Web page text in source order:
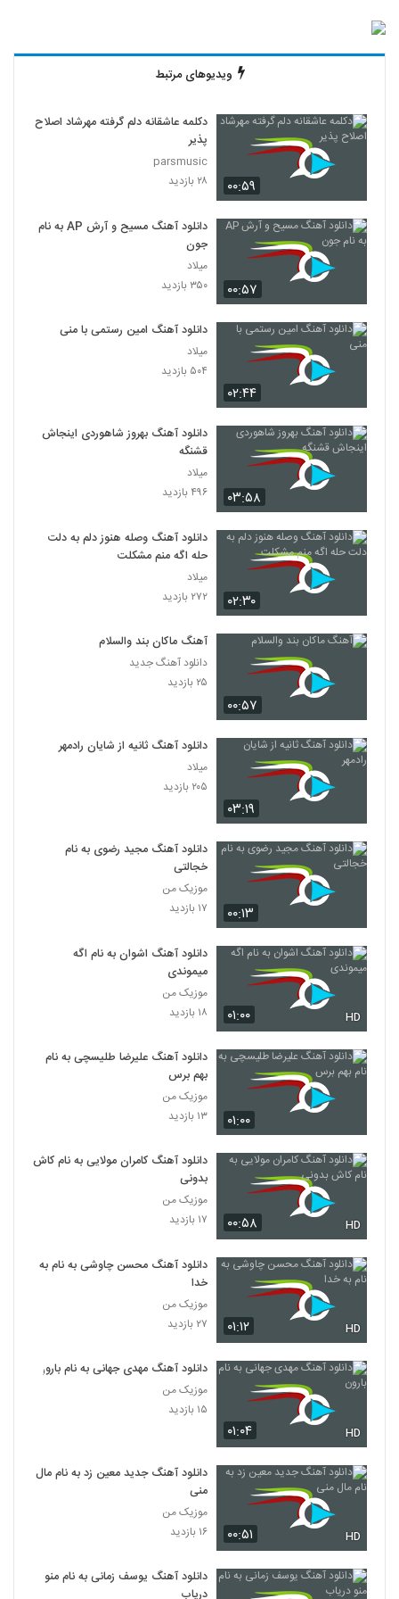
ویدیوهای مرتبط
۰۰:۵۹
دکلمه عاشقانه دلم گرفته مهرشاد اصلاح
پذیر
parsmusic
۲۸ بازدید
۰۰:۵۷
دانلود آهنگ مسیح و آرش AP به نام
جون
میلاد
۳۵۰ بازدید
۰۲:۴۴
دانلود آهنگ امین رستمی با منی
میلاد
۵۰۴ بازدید
۰۳:۵۸
دانلود آهنگ بهروز شاهوردی اینجاش
قشنگه
میلاد
۴۹۶ بازدید
۰۲:۳۰
دانلود آهنگ وصله هنوز دلم به دلت
حله اگه منم مشکلت
میلاد
۲۷۲ بازدید
۰۰:۵۷
آهنگ ماکان بند والسلام
دانلود آهنگ جدید
۲۵ بازدید
۰۳:۱۹
دانلود آهنگ ثانیه از شایان رادمهر
میلاد
۲۰۵ بازدید
۰۰:۱۳
دانلود آهنگ مجید رضوی به نام
خجالتی
موزیک من
۱۷ بازدید
۰۱:۰۰ HD
دانلود آهنگ اشوان به نام اگه
میموندی
موزیک من
۱۸ بازدید
۰۱:۰۰
دانلود آهنگ علیرضا طلیسچی به نام
بهم برس
موزیک من
۱۳ بازدید
۰۰:۵۸ HD
دانلود آهنگ کامران مولایی به نام کاش
بدونی
موزیک من
۱۷ بازدید
۰۱:۱۲ HD
دانلود آهنگ محسن چاوشی به نام به
خدا
موزیک من
۲۷ بازدید
۰۱:۰۴ HD
دانلود آهنگ مهدی جهانی به نام بارون
موزیک من
۱۵ بازدید
۰۰:۵۱ HD
دانلود آهنگ جدید معین زد به نام مال
منی
موزیک من
۱۶ بازدید
دانلود آهنگ یوسف زمانی به نام منو
دریاب